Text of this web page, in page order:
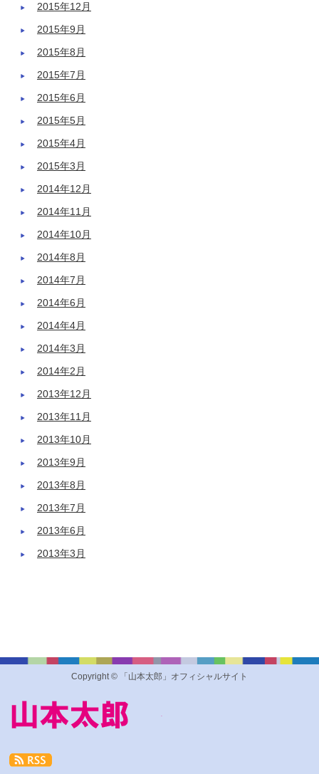
2015年12月
2015年9月
2015年8月
2015年7月
2015年6月
2015年5月
2015年4月
2015年3月
2014年12月
2014年11月
2014年10月
2014年8月
2014年7月
2014年6月
2014年4月
2014年3月
2014年2月
2013年12月
2013年11月
2013年10月
2013年9月
2013年8月
2013年7月
2013年6月
2013年3月
Copyright © 「山本太郎」オフィシャルサイト